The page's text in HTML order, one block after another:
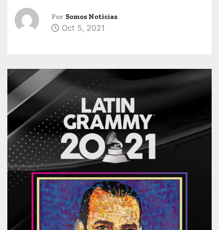
Por Somos Noticias
Oct 5, 2021